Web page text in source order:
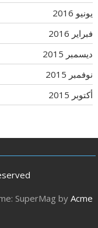
يونيو 2016
فبراير 2016
ديسمبر 2015
نوفمبر 2015
أكتوبر 2015
SuperMag byAcme